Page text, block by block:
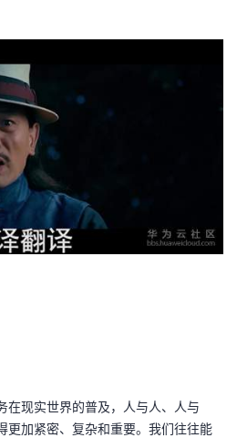
在现实世界的普及，人与人、人与
更加紧密、复杂和重要。我们往往能